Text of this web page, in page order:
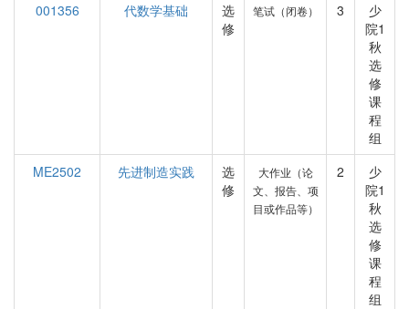
001356
代数学基础
选
修
笔试（闭卷） 3
少
院1
秋
选
修
课
程
组
ME2502
先进制造实践
选
修
大作业（论
文、报告、项
目或作品等）
2
少
院1
秋
选
修
课
程
组